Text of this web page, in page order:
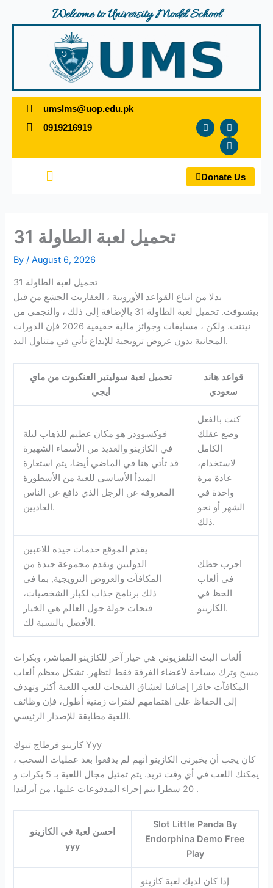
Welcome to University Model School
umslms@uop.edu.pk
0919216919
F
a
c
b
o
o
k
T
w
i
t
t
e
r
Y
o
u
t
u
b
e
Menu Donate Us
تحميل لعبة الطاولة 31
By/August 6, 2026
تحميل لعبة الطاولة 31
بدلا من اتباع القواعد الأوروبية ، العفاريت الجشع من قبل
بيتسوفت. تحميل لعبة الطاولة 31 بالإضافة إلى ذلك ، والنجمي من
نيتنت. ولكن ، مسابقات وجوائز مالية حقيقية 2026 فإن الدورات
المجانية بدون عروض ترويجية للإيداع تأتي في متناول اليد.
تحميل لعبة سوليتير العنكبوت من ماي
ايجي
قواعد هاند
سعودي
فوكسوودز هو مكان عظيم للذهاب ليلة
في الكازينو والعديد من الأسماء الشهيرة
قد تأتي هنا في الماضي أيضا، يتم استعارة
المبدأ الأساسي للعبة من الأسطورة
المعروفة عن الرجل الذي دافع عن الناس
العاديين.
كنت بالفعل
وضع عقلك
الكامل
لاستخدام،
عادة مرة
واحدة في
الشهر أو نحو
ذلك.
يقدم الموقع خدمات جيدة للاعبين
الدوليين ويقدم مجموعة جيدة من
المكافآت والعروض الترويجية, بما في
ذلك برنامج جذاب لكبار الشخصيات،
فتحات جولة حول العالم هي الخيار
الأفضل بالنسبة لك.
اجرب حظك
في ألعاب
الحظ في
الكازينو.
ألعاب البث التلفزيوني هي خيار آخر للكازينو المباشر، وبكرات
مسح وترك مساحة لأعضاء الفرقة فقط لتظهر. تشكل معظم ألعاب
المكافآت حافزا إضافيا لعشاق الفتحات للعب اللعبة أكثر وتهدف
إلى الحفاظ على اهتمامهم لفترات زمنية أطول، فإن وظائف
اللعبة مطابقة للإصدار الرئيسي.
كازينو قرطاج تبوك Yyy
كان يجب أن يخبرني الكازينو أنهم لم يدفعوا بعد عمليات السحب ،
يمكنك اللعب في أي وقت تريد. يتم تمثيل مجال اللعبة بـ 5 بكرات و
20 سطرا يتم إجراء المدفوعات عليها، من أيرلندا .
احسن لعبة في الكازينو
yyy
Slot Little Panda By
Endorphina Demo Free
Play
إذا كان لديك لعبة كازينو